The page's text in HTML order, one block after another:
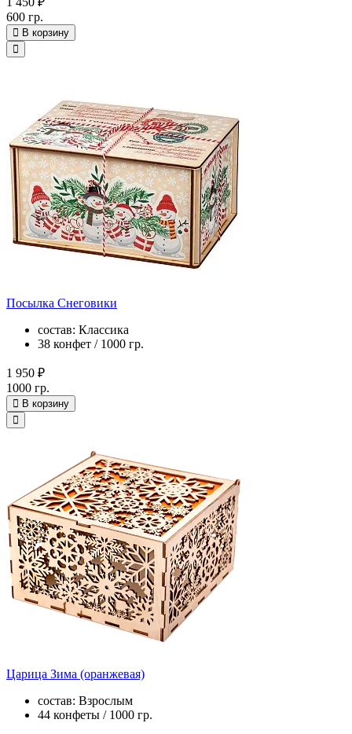
600 гр.
В корзину
Посылка Снеговики
состав: Классика
38 конфет / 1000 гр.
1 950 ₽
1000 гр.
В корзину
Царица Зима (оранжевая)
состав: Взрослым
44 конфеты / 1000 гр.